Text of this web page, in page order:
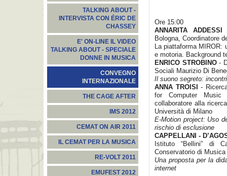
TALKING ABOUT -
INTERVISTA CON ÉRIC DE
CHASSEY
E' ON-LINE IL VIDEO
TALKING ABOUT - SPECIALE
DONNE IN MUSICA
CONVEGNO
INTERNAZIONALE
THE CAGE AFTER
IMS 2012
CEMAT ON AIR 2011
IL CEMAT PER LA MUSICA
RE-VOLT 2011
EMUFEST 2012
Ore 15:00
ANNARITA ADDESSI
Bologna, Coordinatore
La piattaforma MIROR:
e motoria. Background
ENRICO STROBINO-
Sociali Maurizio Di
Il suono segreto:
ANNA TROISI
-
for Computer Music
collaboratore alla
Università di Milano
E-Motion project: Uso
rischio di esclusione
CAPPELLANI -
Istituto “Bellini” di
Conservatorio di
Una proposta per la
internet